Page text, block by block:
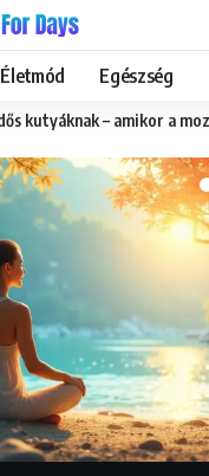
Életmód Egészség